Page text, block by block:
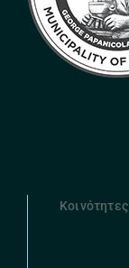
Κοινότητες